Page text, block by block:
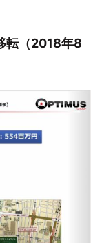
転（2018年8